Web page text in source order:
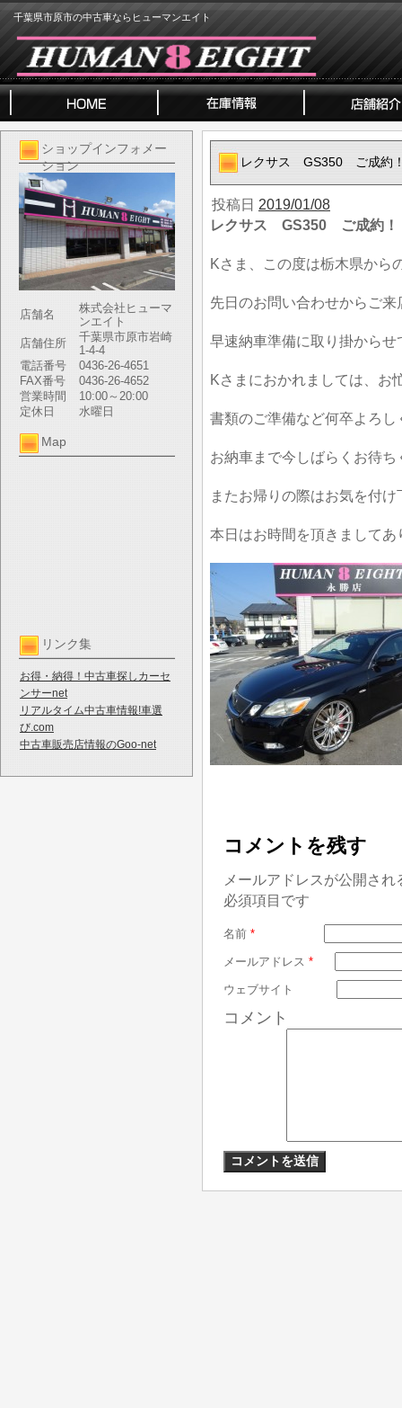
千葉県市原市の中古車ならヒューマンエイト
ショップインフォメー
ション
店舗名
株式会社ヒューマ
ンエイト
店舗住所
千葉県市原市岩崎
1-4-4
電話番号
0436-26-4651
FAX番号
0436-26-4652
営業時間
10:00～20:00
定休日
水曜日
Map
リンク集
お得・納得！中古車探しカーセ
ンサーnet
リアルタイム中古車情報!車選
び.com
中古車販売店情報のGoo-net
レクサス GS350 ご成約
投稿日 2019/01/08
レクサス GS350 ご成約！
Kさま、この度は栃木県から
先日のお問い合わせからご
早速納車準備に取り掛からせ
Kさまにおかれましては、お
書類のご準備など何卒よろ
お納車まで今しばらくお待ち
またお帰りの際はお気を付け
本日はお時間を頂きまして
コメントを残す
メールアドレスが公開さ
必須項目です
名前 *
メールアドレス *
ウェブサイト
コメント